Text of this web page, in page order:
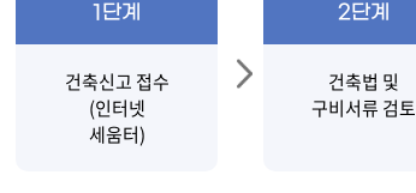
1단계
건축신고 접수
(인터넷
세움터)
2단계
건축법 및
구비서류 검토